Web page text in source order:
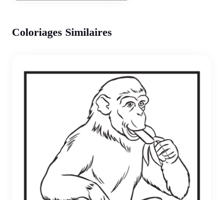
Coloriages Similaires